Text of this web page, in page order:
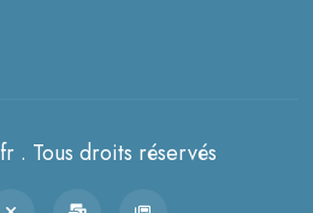
. Tous droits réservés